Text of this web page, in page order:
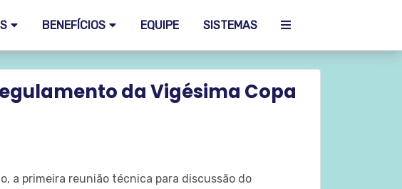
BENEFÍCIOS EQUIPE SISTEMAS
da Vigésima Copa
a primeira reunião técnica para discussão do